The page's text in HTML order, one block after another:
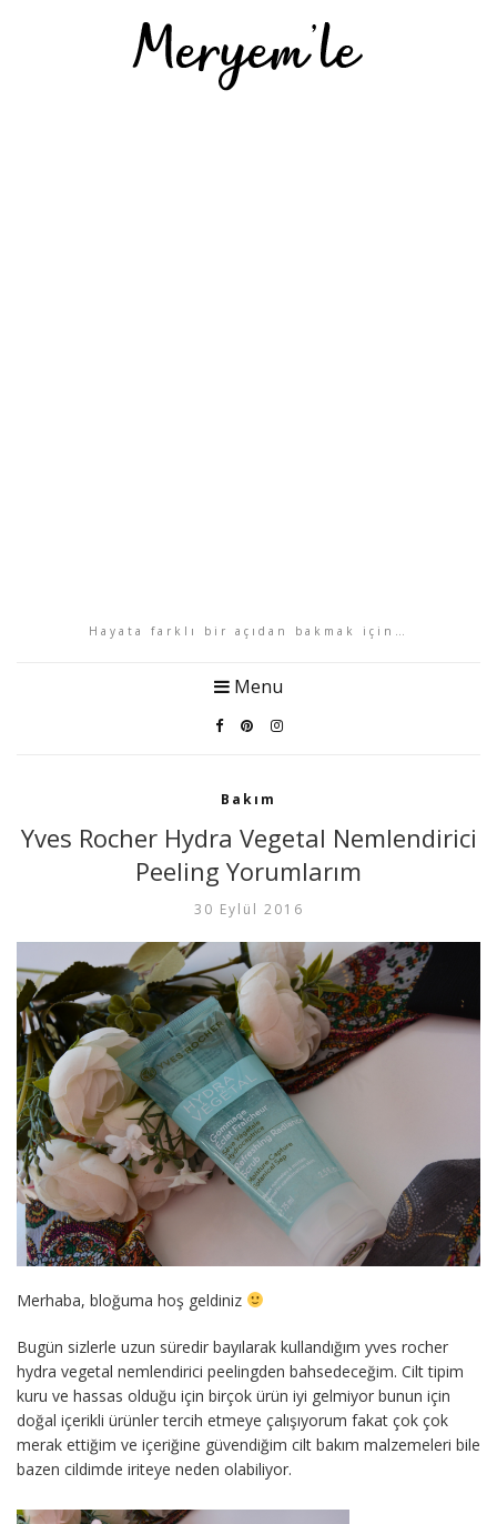
Hayata farklı bir açıdan bakmak için…
Menu
Bakım
Yves Rocher Hydra Vegetal Nemlendirici
Peeling Yorumlarım
30 Eylül 2016
Merhaba, bloğuma hoş geldiniz
Bugün sizlerle uzun süredir bayılarak kullandığım yves rocher
hydra vegetal nemlendirici peelingden bahsedeceğim. Cilt tipim
kuru ve hassas olduğu için birçok ürün iyi gelmiyor bunun için
doğal içerikli ürünler tercih etmeye çalışıyorum fakat çok çok
merak ettiğim ve içeriğine güvendiğim cilt bakım malzemeleri bile
bazen cildimde iriteye neden olabiliyor.